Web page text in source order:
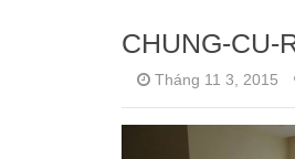
CHUNG-CU-
Tháng 11 3, 2015